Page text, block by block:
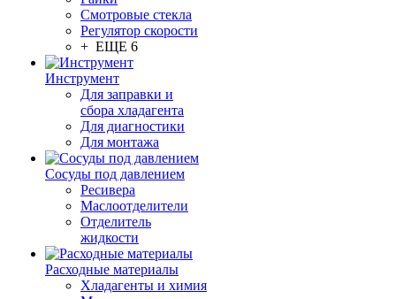
Смотровые стекла
Регулятор скорости
+ ЕЩЕ 6
Инструмент
Для заправки и
сбора хладагента
Для диагностики
Для монтажа
Сосуды под давлением
Ресивера
Маслоотделители
Отделитель
жидкости
Расходные материалы
Хладагенты и химия